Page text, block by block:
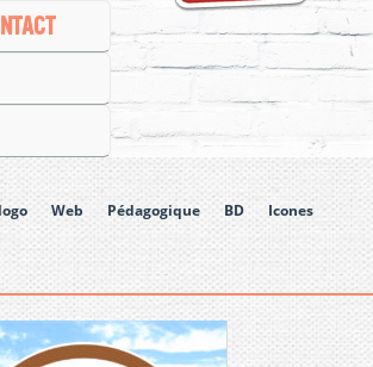
logo Web Pédagogique BD Icones